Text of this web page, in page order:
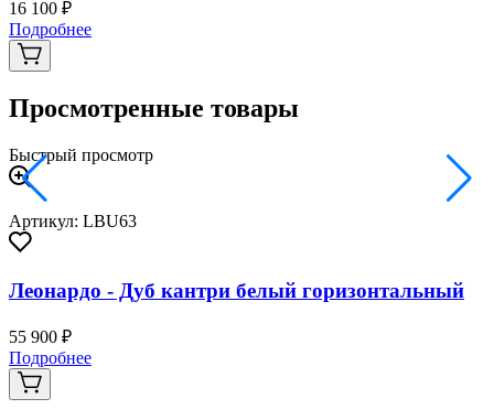
16 100 ₽
Подробнее
Просмотренные товары
Быстрый просмотр
Артикул: LBU63
Леонардо - Дуб кантри белый горизонтальный
55 900 ₽
Подробнее